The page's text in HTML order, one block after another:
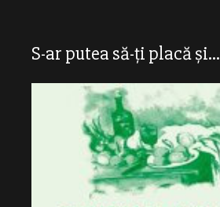
S-ar putea să-ți placă și...